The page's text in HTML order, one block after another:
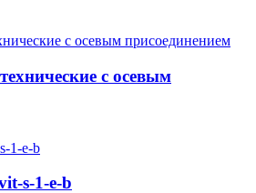
с осевым
s-1-e-b